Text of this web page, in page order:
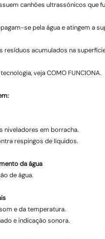
canhões ultrassônicos que
se pela água e atingem a
acumulados na
veja COMO FUNCIONA.
niveladores em borracha.
respingos de líquidos.
da água
de água.
e da temperatura.
e indicação sonora.